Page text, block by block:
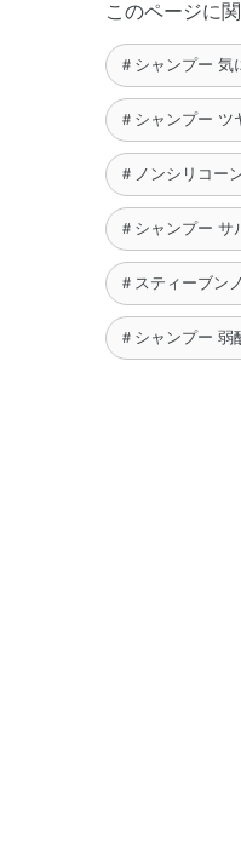
このページに
＃シャンプー 気
＃シャンプー ツ
＃ノンシリコー
＃シャンプー サ
＃スティーブン
＃シャンプー 弱